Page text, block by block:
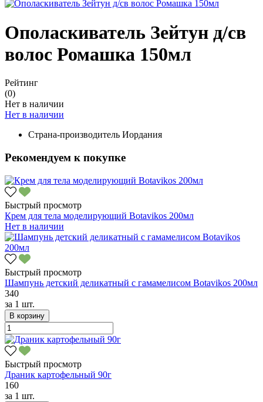
Ополаскиватель Зейтун д/св
волос Ромашка 150мл
Рейтинг
(0)
Нет в наличии
Нет в наличии
Страна-производитель Иордания
Рекомендуем к покупке
Быстрый просмотр
Крем для тела моделирующий Botavikos 200мл
Нет в наличии
Быстрый просмотр
Шампунь детский деликатный с гамамелисом Botavikos 200мл
340
за 1 шт.
В корзину
Быстрый просмотр
Драник картофельный 90г
160
за 1 шт.